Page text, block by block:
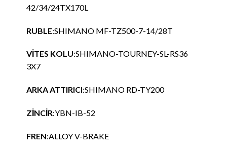
42/34/24TX170L
RUBLE:SHIMANO MF-TZ500-7-14/28T
VİTES KOLU:SHIMANO-TOURNEY-SL-RS36
3X7
ARKA ATTIRICI:SHIMANO RD-TY200
ZİNCİR:YBN-IB-52
FREN:ALLOY V-BRAKE